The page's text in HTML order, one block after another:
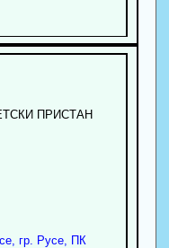
ПРИСТАН
, гр. Русе, ПК